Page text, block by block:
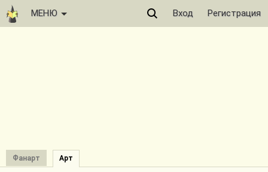
МЕНЮ Вход Регистрация
Фанарт Арт